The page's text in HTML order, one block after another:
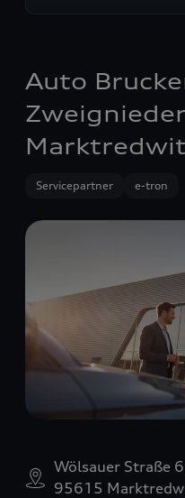
Auto
Servicepartner e-tron
Wölsauer Straße 6
95615